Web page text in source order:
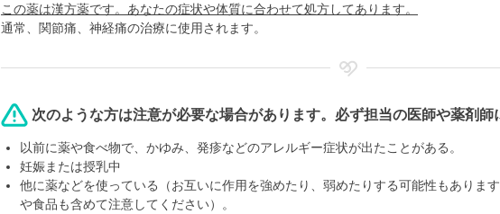
この薬は漢方薬です。あなたの症状や体質に合わせて処方してあります。
通常、関節痛、神経痛の治療に使用されます。
次のような方は注意が必要な場合があります。必ず担当の医師や薬剤師
以前に薬や食べ物で、かゆみ、発疹などのアレルギー症状が出たことがある。
妊娠または授乳中
他に薬などを使っている（お互いに作用を強めたり、弱めたりする可能性もありま
や食品も含めて注意してください）。